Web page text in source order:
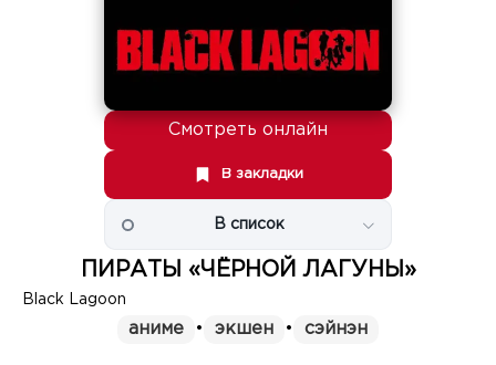
Смотреть онлайн
В закладки
В список
ПИРАТЫ «ЧЁРНОЙ ЛАГУНЫ»
Black Lagoon
аниме • экшен • сэйнэн